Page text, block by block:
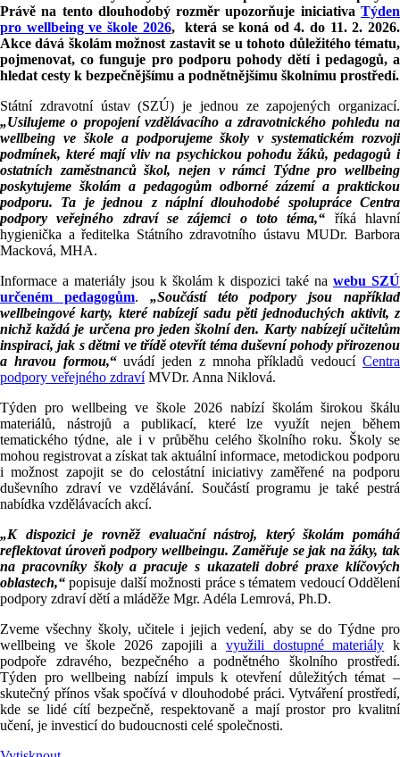
Právě na tento dlouhodobý rozměr upozorňuje iniciativa Týden
pro wellbeing ve škole 2026, která se koná od 4. do 11. 2. 2026.
Akce dává školám možnost zastavit se u tohoto důležitého tématu,
pojmenovat, co funguje pro podporu pohody dětí i pedagogů, a
hledat cesty k bezpečnějšímu a podnětnějšímu školnímu prostředí.
Státní zdravotní ústav (SZÚ) je jednou ze zapojených organizací.
„Usilujeme o propojení vzdělávacího a zdravotnického pohledu na
wellbeing ve škole a podporujeme školy v systematickém rozvoji
podmínek, které mají vliv na psychickou pohodu žáků, pedagogů i
ostatních zaměstnanců škol, nejen v rámci Týdne pro wellbeing
poskytujeme školám a pedagogům odborné zázemí a praktickou
podporu. Ta je jednou z náplní dlouhodobé spolupráce Centra
podpory veřejného zdraví se zájemci o toto téma,“ říká hlavní
hygienička a ředitelka Státního zdravotního ústavu MUDr. Barbora
Macková, MHA.
Informace a materiály jsou k školám k dispozici také na webu SZÚ
určeném pedagogům. „Součástí této podpory jsou například
wellbeingové karty, které nabízejí sadu pěti jednoduchých aktivit, z
nichž každá je určena pro jeden školní den. Karty nabízejí učitelům
inspiraci, jak s dětmi ve třídě otevřít téma duševní pohody přirozenou
a hravou formou,“uvádí jeden z mnoha příkladů vedoucíCentra
podpory veřejného zdravíMVDr. Anna Niklová.
Týden pro wellbeing ve škole 2026 nabízí školám širokou škálu
materiálů, nástrojů a publikací, které lze využít nejen během
tematického týdne, ale i v průběhu celého školního roku. Školy se
mohou registrovat a získat tak aktuální informace, metodickou podporu
i možnost zapojit se do celostátní iniciativy zaměřené na podporu
duševního zdraví ve vzdělávání. Součástí programu je také pestrá
nabídka vzdělávacích akcí.
„K dispozici je rovněž evaluační nástroj, který školám pomáhá
reflektovat úroveň podpory wellbeingu. Zaměřuje se jak na žáky, tak
na pracovníky školy a pracuje s ukazateli dobré praxe klíčových
oblastech,“ popisuje další možnosti práce s tématem vedoucí Oddělení
podpory zdraví dětí a mláděže Mgr. Adéla Lemrová, Ph.D.
Zveme všechny školy, učitele i jejich vedení, aby se do Týdne pro
wellbeing ve škole 2026 zapojili a využili dostupné materiály k
podpoře zdravého, bezpečného a podnětného školního prostředí.
Týden pro wellbeing nabízí impuls k otevření důležitých témat –
skutečný přínos však spočívá v dlouhodobé práci. Vytváření prostředí,
kde se lidé cítí bezpečně, respektovaně a mají prostor pro kvalitní
učení, je investicí do budoucnosti celé společnosti.